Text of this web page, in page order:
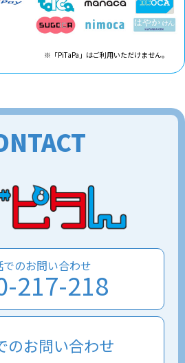
※「PiTaPa」はご利用いただけません。
でのお問い合わせ
217-218
のお問い合わせ